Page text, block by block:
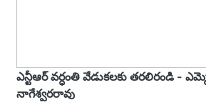
ఎన్టీఆర్ వర్ధంతి వేడుకలకు తరలిరండి -
నాగేశ్వరరావు